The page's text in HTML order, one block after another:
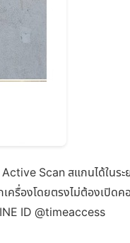
Scan สแกนได้ในระ
ครื่องโดยตรงไม่ต้องเปิดค
ID @timeaccess